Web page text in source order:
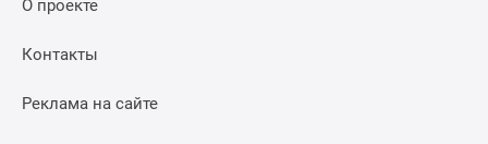
О проекте
Контакты
Реклама на сайте